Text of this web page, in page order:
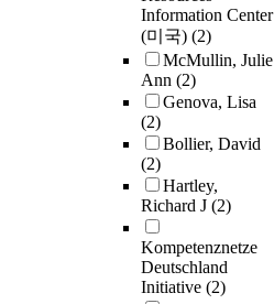
Information Center
(미국) (2)
McMullin, Julie
Ann (2)
Genova, Lisa
(2)
Bollier, David
(2)
Hartley,
Richard J (2)
Kompetenznetze
Deutschland
Initiative (2)